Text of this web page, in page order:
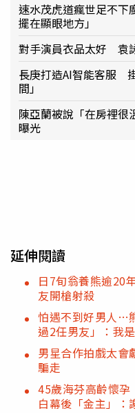
速水茂虎道瘋世足不
擺在顯眼地方」
對手演員衣品太好 袁
長庚打造AI智能客服
間」
陳亞蘭被說「在房裡
曝光
延伸閱讀
日7旬翁養熊逾
友開槍射殺
怕遇不到好男人…
過2任男友」：我
男星合作拍戲太
騙走
45歲海芬高齡懷
白幕後「金主」：